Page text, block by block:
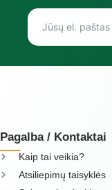
Pagalba / Kontaktai
Kaip tai veikia?
Atsiliepimų taisyklės